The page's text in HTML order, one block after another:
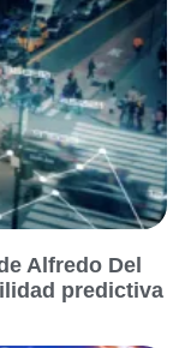
Alfredo Del
predictiva